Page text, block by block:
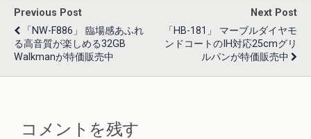
Previous Post
「NW-F886」 臨場感あふれ
る高音質が楽しめる32GB
Walkmanが特価販売中
Next Post
「HB-181」 マーブルダイヤモ
ンドコートのIH対応25cmグリ
ルパンが特価販売中
コメントを残す